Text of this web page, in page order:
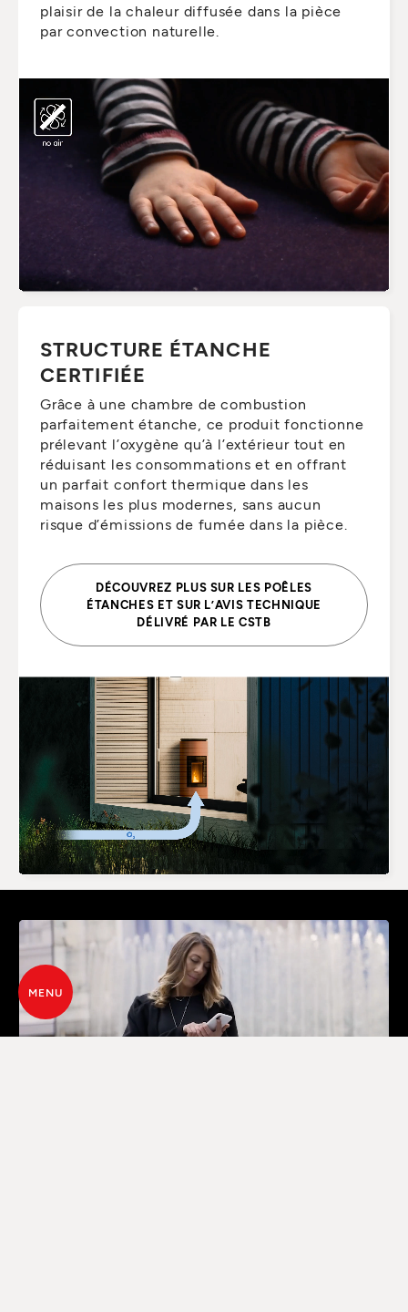
plaisir de la chaleur diffusée dans la pièce
par convection naturelle.
STRUCTURE ÉTANCHE
CERTIFIÉE
Grâce à une chambre de combustion
parfaitement étanche, ce produit fonctionne
prélevant l’oxygène qu’à l’extérieur tout en
réduisant les consommations et en offrant
un parfait confort thermique dans les
maisons les plus modernes, sans aucun
risque d’émissions de fumée dans la pièce.
DÉCOUVREZ PLUS SUR LES POÊLES
ÉTANCHES ET SUR L’AVIS TECHNIQUE
DÉLIVRÉ PAR LE CSTB
MENU